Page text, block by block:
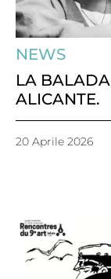
NEWS
LA
ALICANTE.
20 Aprile 2026